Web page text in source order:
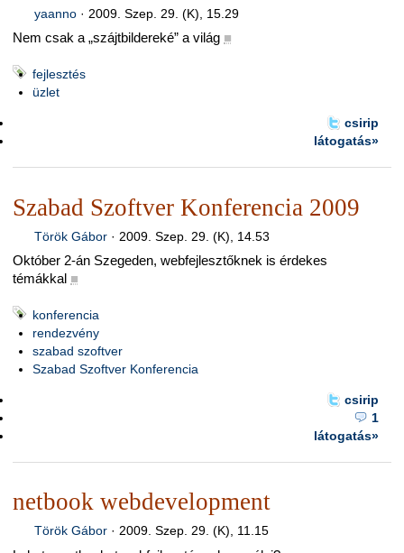
yaanno· 2009. Szep. 29. (K), 15.29
Nem csak a „szájtbildereké” a világ ■
fejlesztés
üzlet
csirip
látogatás»
Szabad Szoftver Konferencia 2009
Török Gábor· 2009. Szep. 29. (K), 14.53
Október 2-án Szegeden, webfejlesztőknek is érdekes
témákkal ■
konferencia
rendezvény
szabad szoftver
Szabad Szoftver Konferencia
csirip
1
látogatás»
netbook webdevelopment
Török Gábor· 2009. Szep. 29. (K), 11.15